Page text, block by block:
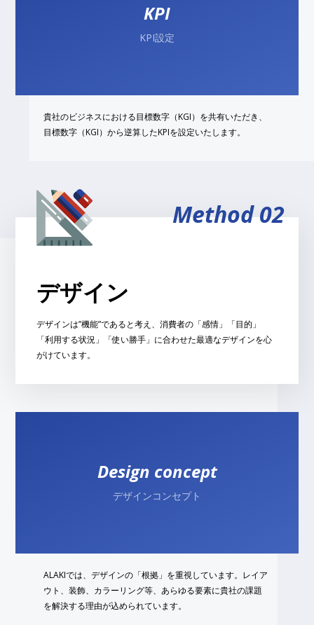
KPI
KPI設定
貴社のビジネスにおける目標数字（KGI）を共有いただき、
目標数字（KGI）から逆算したKPIを設定いたします。
Method 02
デザイン
デザインは”機能”であると考え、消費者の「感情」「目的」
「利用する状況」「使い勝手」に合わせた最適なデザインを心
がけています。
Design concept
デザインコンセプト
ALAKIでは、デザインの「根拠」を重視しています。レイア
ウト、装飾、カラーリング等、あらゆる要素に貴社の課題
を解決する理由が込められています。